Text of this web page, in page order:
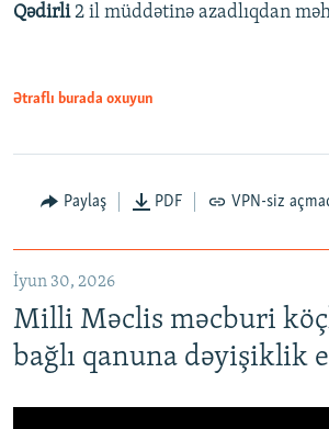
Qədirli2 il müddətinə azadlıqdan
Ətraflı burada oxuyun
Paylaş PDF VPN-siz
İyun 30, 2026
Milli Məclis məcburi
bağlı qanuna dəyişiklik